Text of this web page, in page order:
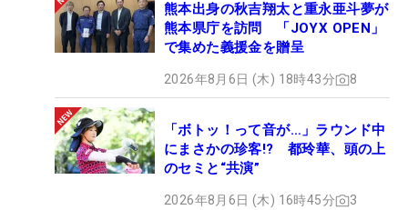
熊本出身の秋吉翔太と重永亜斗夢が
熊本県庁を訪問 「JOYX OPEN」
で集めた義援金を贈呈
2026年8月6日 (木) 18時43分 8
「ボトッ！って音が…」ラウンド中
にまさかの珍客!? 都玲華、頭の上
のセミと“共演”
2026年8月6日 (木) 16時45分 3